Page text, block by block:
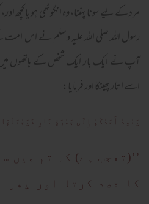
مرد کے لیے سونا پہننا، وہ انگوٹھی ہو یا
رسول اللہ صلی اللہ علیہ وسلم نے اس
آپ نے ایک بار ایک شخص کے ہاتھوں
اسے اتار پھینکا اور فرمایا:
يَعْمِدُ أَحَدُكُمْ إِلَى جَمْرَةٍ نَارٍ فَيَجْعَلُهَا
’’(تعجب ہے) کہ تم میں
کا قصد کرتا اور پھر